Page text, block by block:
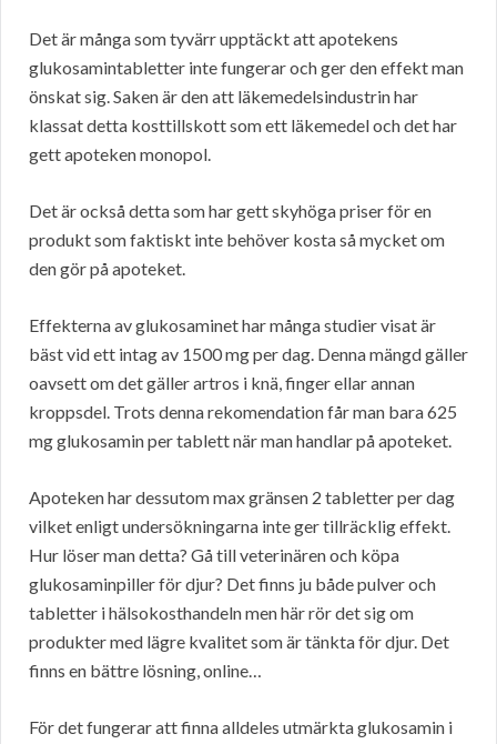
Det är många som tyvärr upptäckt att apotekens
glukosamintabletter inte fungerar och ger den effekt man
önskat sig. Saken är den att läkemedelsindustrin har
klassat detta kosttillskott som ett läkemedel och det har
gett apoteken monopol.
Det är också detta som har gett skyhöga priser för en
produkt som faktiskt inte behöver kosta så mycket om
den gör på apoteket.
Effekterna av glukosaminet har många studier visat är
bäst vid ett intag av 1500 mg per dag. Denna mängd gäller
oavsett om det gäller artros i knä, finger ellar annan
kroppsdel. Trots denna rekomendation får man bara 625
mg glukosamin per tablett när man handlar på apoteket.
Apoteken har dessutom max gränsen 2 tabletter per dag
vilket enligt undersökningarna inte ger tillräcklig effekt.
Hur löser man detta? Gå till veterinären och köpa
glukosaminpiller för djur? Det finns ju både pulver och
tabletter i hälsokosthandeln men här rör det sig om
produkter med lägre kvalitet som är tänkta för djur. Det
finns en bättre lösning, online…
För det fungerar att finna alldeles utmärkta glukosamin i